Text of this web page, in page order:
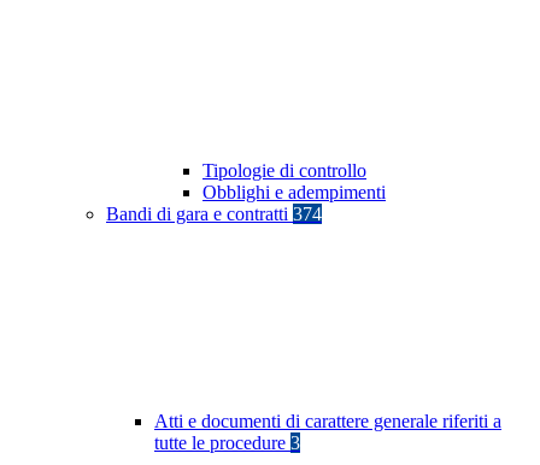
Tipologie di controllo
Obblighi e adempimenti
Bandi di gara e contratti 374
Atti e documenti di carattere generale riferiti a
tutte le procedure 3